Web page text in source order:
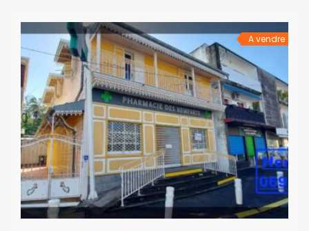
268 m² dont 218 m² […]
A vendre